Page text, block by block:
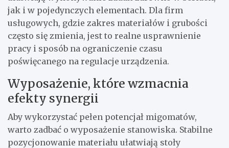
jak i w pojedynczych elementach. Dla firm
usługowych, gdzie zakres materiałów i grubości
często się zmienia, jest to realne usprawnienie
pracy i sposób na ograniczenie czasu
poświęcanego na regulacje urządzenia.
Wyposażenie, które wzmacnia
efekty synergii
Aby wykorzystać pełen potencjał migomatów,
warto zadbać o wyposażenie stanowiska. Stabilne
pozycjonowanie materiału ułatwiają stoły